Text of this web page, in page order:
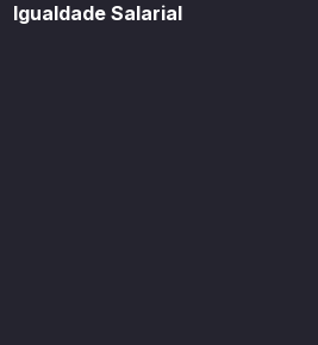
Igualdade Salarial